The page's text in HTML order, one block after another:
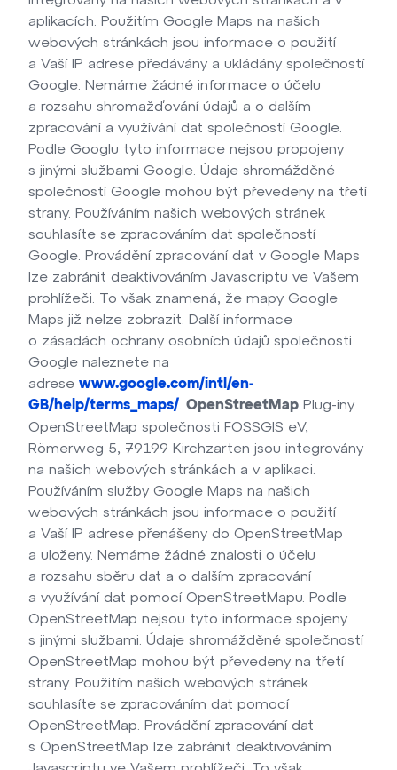
aplikacích. Použitím Google Maps na našich
webových stránkách jsou informace o použití
a Vaší IP adrese předávány a ukládány společností
Google. Nemáme žádné informace o účelu
a rozsahu shromažďování údajů a o dalším
zpracování a využívání dat společností Google.
Podle Googlu tyto informace nejsou propojeny
s jinými službami Google. Údaje shromážděné
společností Google mohou být převedeny na třetí
strany. Používáním našich webových stránek
souhlasíte se zpracováním dat společností
Google. Provádění zpracování dat v Google Maps
lze zabránit deaktivováním Javascriptu ve Vašem
prohlížeči. To však znamená, že mapy Google
Maps již nelze zobrazit. Další informace
o zásadách ochrany osobních údajů společnosti
Google naleznete na
adrese www.google.com/intl/en-
GB/help/terms_maps/ OpenStreetMap Plug-iny
OpenStreetMap společnosti FOSSGIS eV,
Römerweg 5, 79199 Kirchzarten jsou integrovány
na našich webových stránkách a v aplikaci.
Používáním služby Google Maps na našich
webových stránkách jsou informace o použití
a Vaší IP adrese přenášeny do OpenStreetMap
a uloženy. Nemáme žádné znalosti o účelu
a rozsahu sběru dat a o dalším zpracování
a využívání dat pomocí OpenStreetMapu. Podle
OpenStreetMap nejsou tyto informace spojeny
s jinými službami. Údaje shromážděné společností
OpenStreetMap mohou být převedeny na třetí
strany. Použitím našich webových stránek
souhlasíte se zpracováním dat pomocí
OpenStreetMap. Provádění zpracování dat
s OpenStreetMap lze zabránit deaktivováním